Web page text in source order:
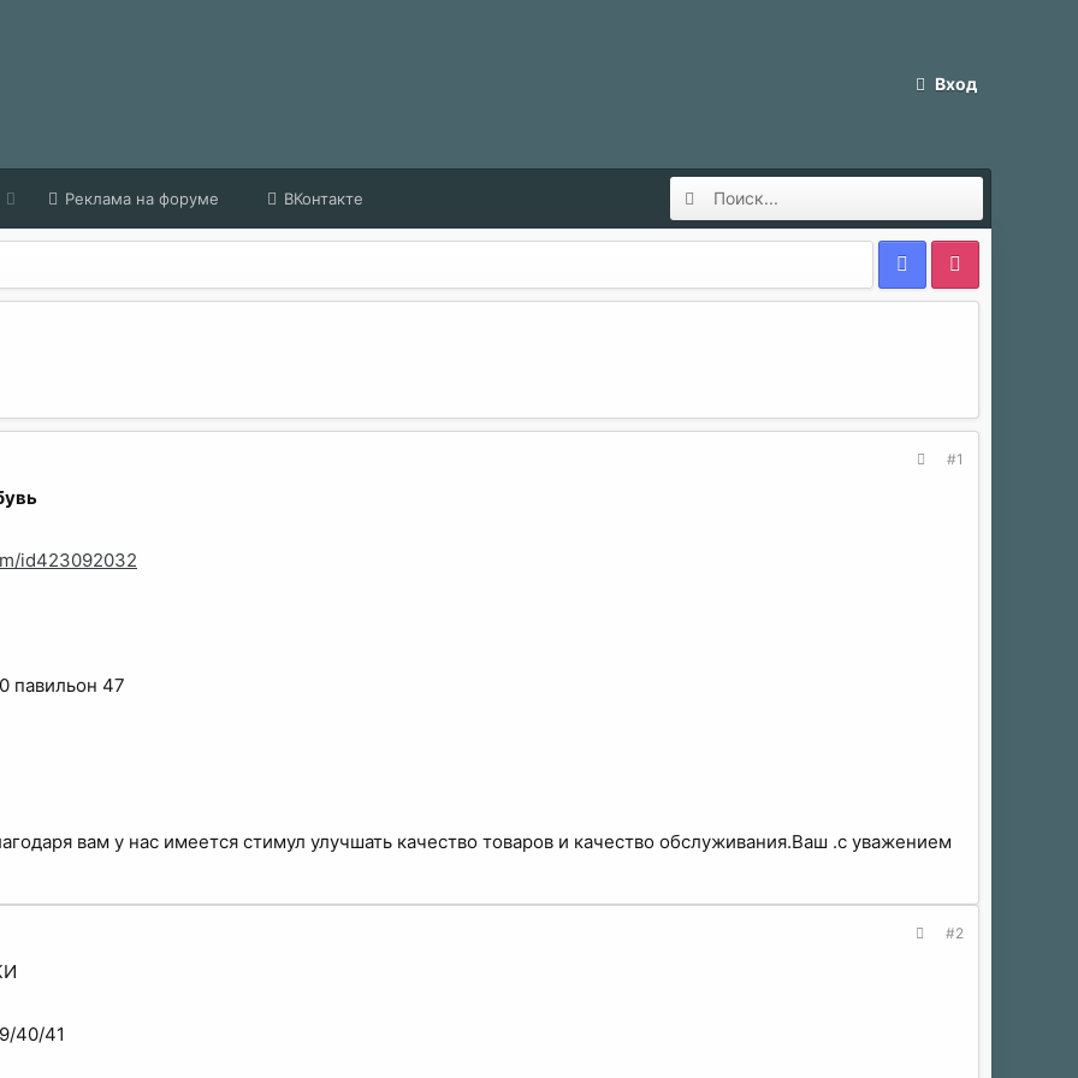
Вход
Реклама на форуме ВКонтакте
#1
id423092032
павильон 47
вам у нас имеется стимул улучшать качество товаров и качество обслуживания.Ваш .с уважением
#2
40/41